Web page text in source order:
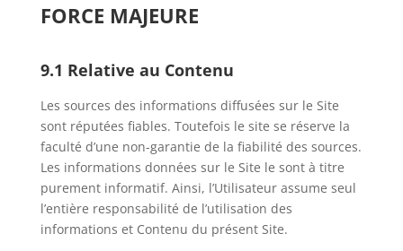
FORCE MAJEURE
9.1 Relative au Contenu
Les sources des informations diffusées sur le Site
sont réputées fiables. Toutefois le site se réserve la
faculté d’une non-garantie de la fiabilité des sources.
Les informations données sur le Site le sont à titre
purement informatif. Ainsi, l’Utilisateur assume seul
l’entière responsabilité de l’utilisation des
informations et Contenu du présent Site.